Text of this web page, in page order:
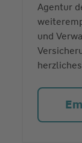
Agentur
und